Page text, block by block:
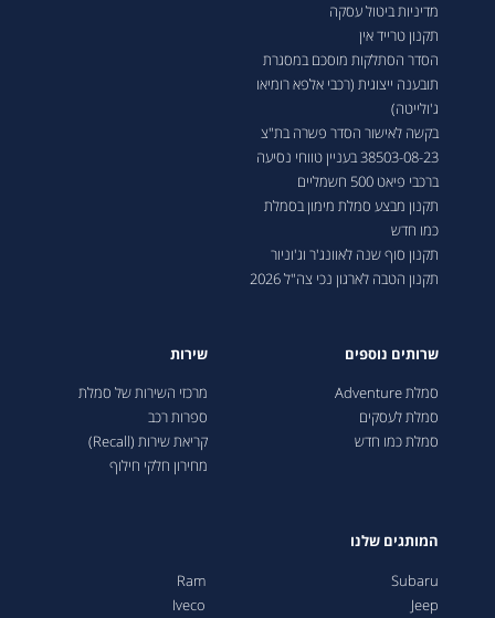
מדיניות ביטול עסקה
תקנון טרייד אין
הסדר הסתלקות מוסכם במסגרת
תובענה ייצוגית (רכבי אלפא רומיאו
ג'ולייטה)
בקשה לאישור הסדר פשרה בת"צ
38503-08-23 בעניין טווחי נסיעה
ברכבי פיאט 500 חשמליים
תקנון מבצע סמלת מימון בסמלת
כמו חדש
תקנון סוף שנה לאוונג'ר וג'וניור
תקנון הטבה לארגון נכי צה"ל 2026
שרותים נוספים
סמלת Adventure
סמלת לעסקים
סמלת כמו חדש
שירות
מרכזי השירות של סמלת
ספרות רכב
קריאת שירות (Recall)
מחירון חלקי חילוף
המותגים שלנו
Subaru
Jeep
Ram
Iveco